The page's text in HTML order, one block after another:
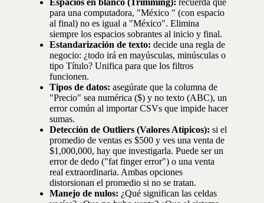
Espacios en blanco (Trimming): recuerda que
para una computadora, "México " (con espacio
al final) no es igual a "México". Elimina
siempre los espacios sobrantes al inicio y final.
Estandarización de texto: decide una regla de
negocio: ¿todo irá en mayúsculas, minúsculas o
tipo Título? Unifica para que los filtros
funcionen.
Tipos de datos: asegúrate que la columna de
"Precio" sea numérica ($) y no texto (ABC), un
error común al importar CSVs que impide hacer
sumas.
Detección de Outliers (Valores Atípicos): si el
promedio de ventas es $500 y ves una venta de
$1,000,000, hay que investigarla. Puede ser un
error de dedo ("fat finger error") o una venta
real extraordinaria. Ambas opciones
distorsionan el promedio si no se tratan.
Manejo de nulos: ¿Qué significan las celdas